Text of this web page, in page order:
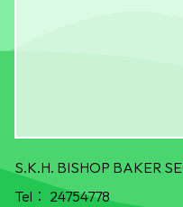
S.K.H. BISHOP BAKER
Tel： 24754778